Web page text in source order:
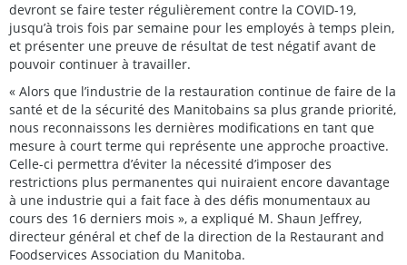
devront se faire tester régulièrement contre la COVID-19,
jusqu’à trois fois par semaine pour les employés à temps plein,
et présenter une preuve de résultat de test négatif avant de
pouvoir continuer à travailler.
« Alors que l’industrie de la restauration continue de faire de la
santé et de la sécurité des Manitobains sa plus grande priorité,
nous reconnaissons les dernières modifications en tant que
mesure à court terme qui représente une approche proactive.
Celle-ci permettra d’éviter la nécessité d’imposer des
restrictions plus permanentes qui nuiraient encore davantage
à une industrie qui a fait face à des défis monumentaux au
cours des 16 derniers mois », a expliqué M. Shaun Jeffrey,
directeur général et chef de la direction de la Restaurant and
Foodservices Association du Manitoba.